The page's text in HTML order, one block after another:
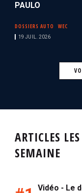
PAULO
DOSSIERS AUTO WEC
19 JUIL. 2026
ARTICLES
SEMAINE
Vidéo - Le